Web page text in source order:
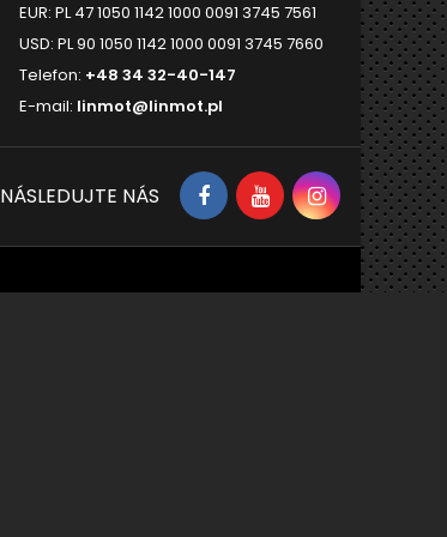
EUR: PL 47 1050 1142 1000 0091 3745 7561
USD: PL 90 1050 1142 1000 0091 3745 7660
Telefon: +48 34 32-40-147
E-mail: linmot@linmot.pl
NÁSLEDUJTE NÁS